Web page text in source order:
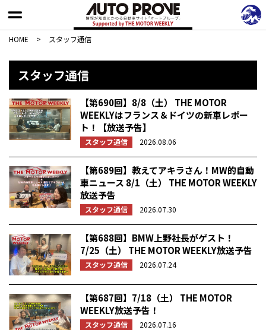
HOME > スタッフ通信
スタッフ通信
【第690回】8/8（土） THE MOTOR
WEEKLYはフランス＆ドイツの新車レポー
ト！【放送予告】
スタッフ通信 2026.08.06
【第689回】教えてアキラさん！MW的自動
車ニュース 8/1（土） THE MOTOR WEEKLY
放送予告
スタッフ通信 2026.07.30
【第688回】BMW上野社長がゲスト！
7/25（土） THE MOTOR WEEKLY放送予告
スタッフ通信 2026.07.24
【第687回】7/18（土） THE MOTOR
WEEKLY放送予告！
スタッフ通信 2026.07.16